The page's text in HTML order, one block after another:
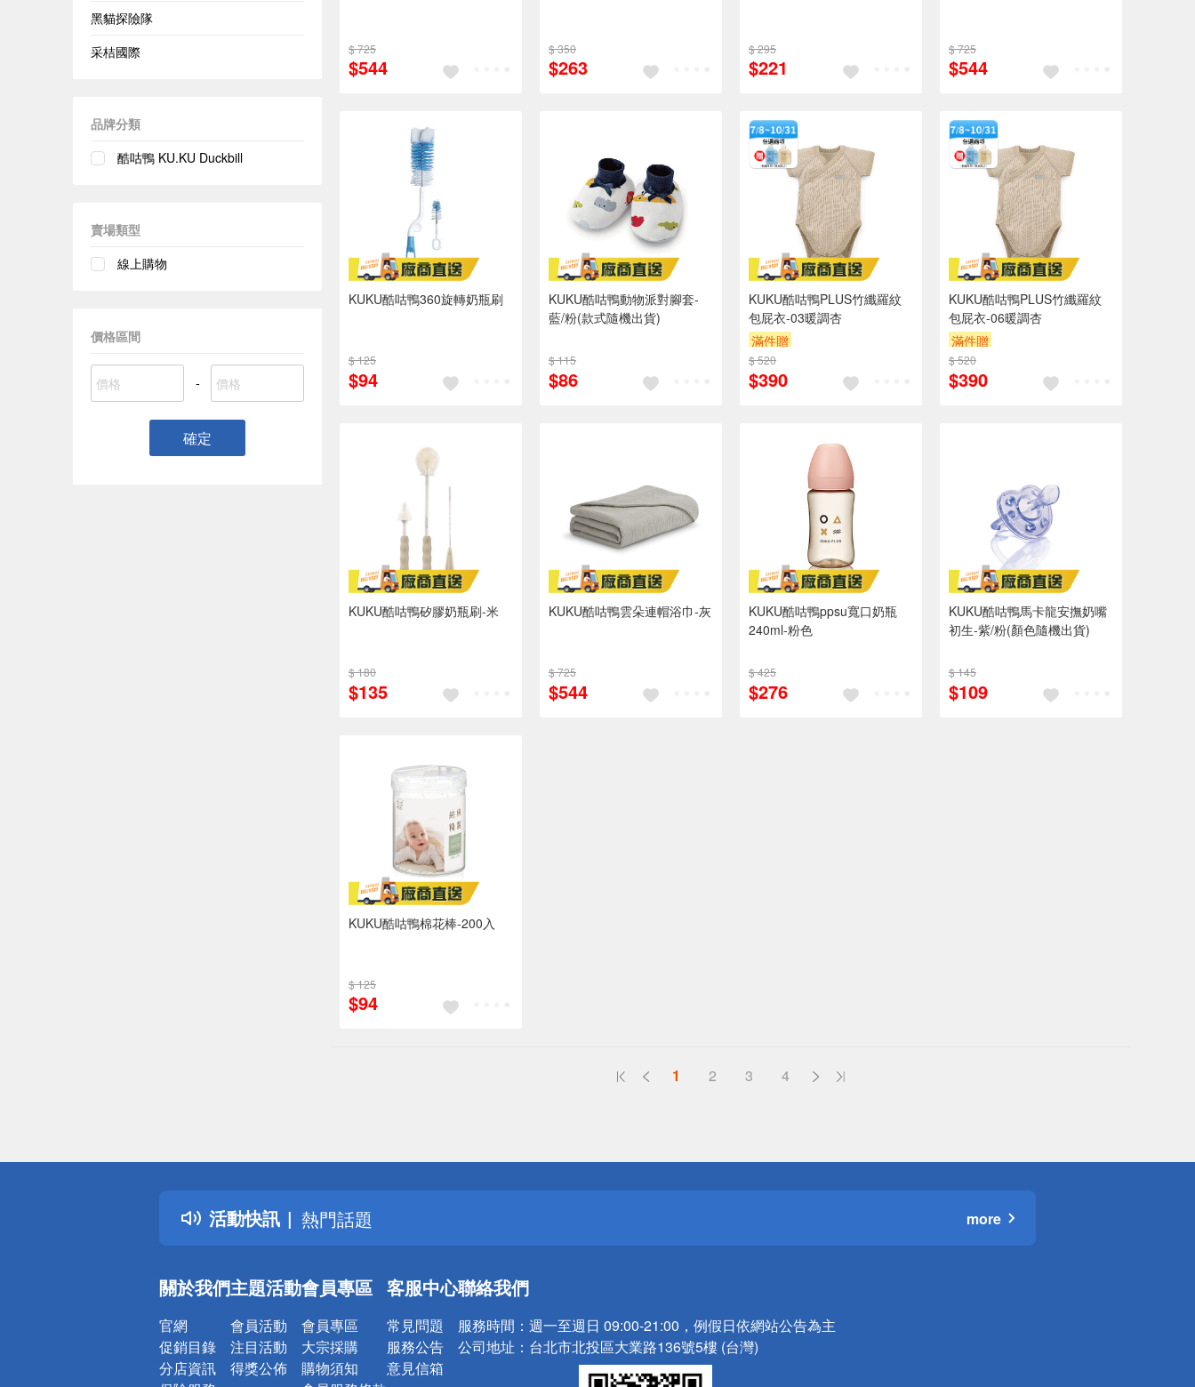
黑貓探險隊
采桔國際
品牌分類
酷咕鴨 KU.KU Duckbill
賣場類型
線上購物
價格區間
-
確定
$ 725
$544
$ 350
$263
$ 295
$221
$ 725
$544
KUKU酷咕鴨360旋轉奶瓶刷
$ 125
$94
KUKU酷咕鴨動物派對腳套-
藍/粉(款式隨機出貨)
$ 115
$86
KUKU酷咕鴨PLUS竹纖羅紋
包屁衣-03暖調杏
滿件贈
$ 520
$390
KUKU酷咕鴨PLUS竹纖羅紋
包屁衣-06暖調杏
滿件贈
$ 520
$390
KUKU酷咕鴨矽膠奶瓶刷-米
$ 180
$135
KUKU酷咕鴨雲朵連帽浴巾-灰
$ 725
$544
KUKU酷咕鴨ppsu寬口奶瓶
240ml-粉色
$ 425
$276
KUKU酷咕鴨馬卡龍安撫奶嘴
初生-紫/粉(顏色隨機出貨)
$ 145
$109
KUKU酷咕鴨棉花棒-200入
$ 125
$94
1 2 3 4
活動快訊
詐騙網頁！請小心！
得獎公告
熱門話題
銀行優惠
詐騙網頁！請小心！
more
關於我們
官網
促銷目錄
分店資訊
主題活動
會員活動
注目活動
得獎公佈
會員專區
會員專區
大宗採購
購物須知
客服中心
常見問題
服務公告
意見信箱
聯絡我們
服務時間： 週一至週日 09:00-21:00，例假日依網站公告為主
公司地址： 台北市北投區大業路136號5樓 (台灣)